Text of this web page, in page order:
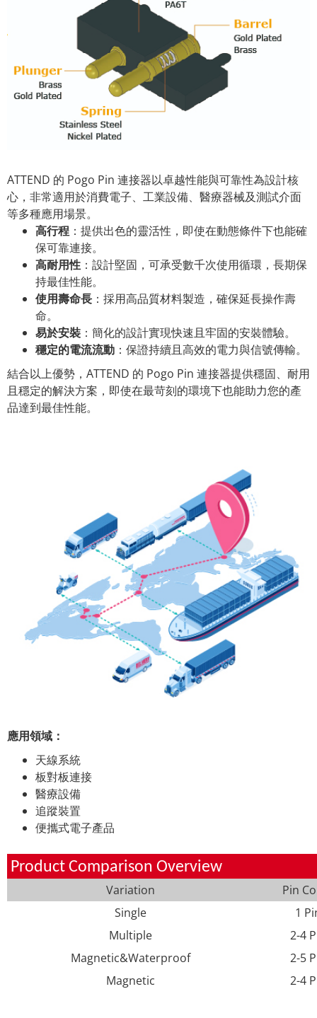
ATTEND 的 Pogo Pin 連接器以卓越性能與可靠性為設計核
心，非常適用於消費電子、工業設備、醫療器械及測試介面
等多種應用場景。
高行程：提供出色的靈活性，即使在動態條件下也能確
保可靠連接。
高耐用性 ：設計堅固，可承受數千次使用循環，長期保
持最佳性能。
使用壽命長 ：採用高品質材料製造，確保延長操作壽
命。
易於安裝 ：簡化的設計實現快速且牢固的安裝體驗。
穩定的電流流動 ：保證持續且高效的電力與信號傳輸。
結合以上優勢，ATTEND 的 Pogo Pin 連接器提供穩固、耐用
且穩定的解決方案，即使在最苛刻的環境下也能助力您的產
品達到最佳性能。
應用領域：
天線系統
板對板連接
醫療設備
追蹤裝置
便攜式電子產品
Product Comparison Overview
Variation
Pin
Single
1
Multiple
2-4
Magnetic&Waterproof
2-5
Magnetic
2-4